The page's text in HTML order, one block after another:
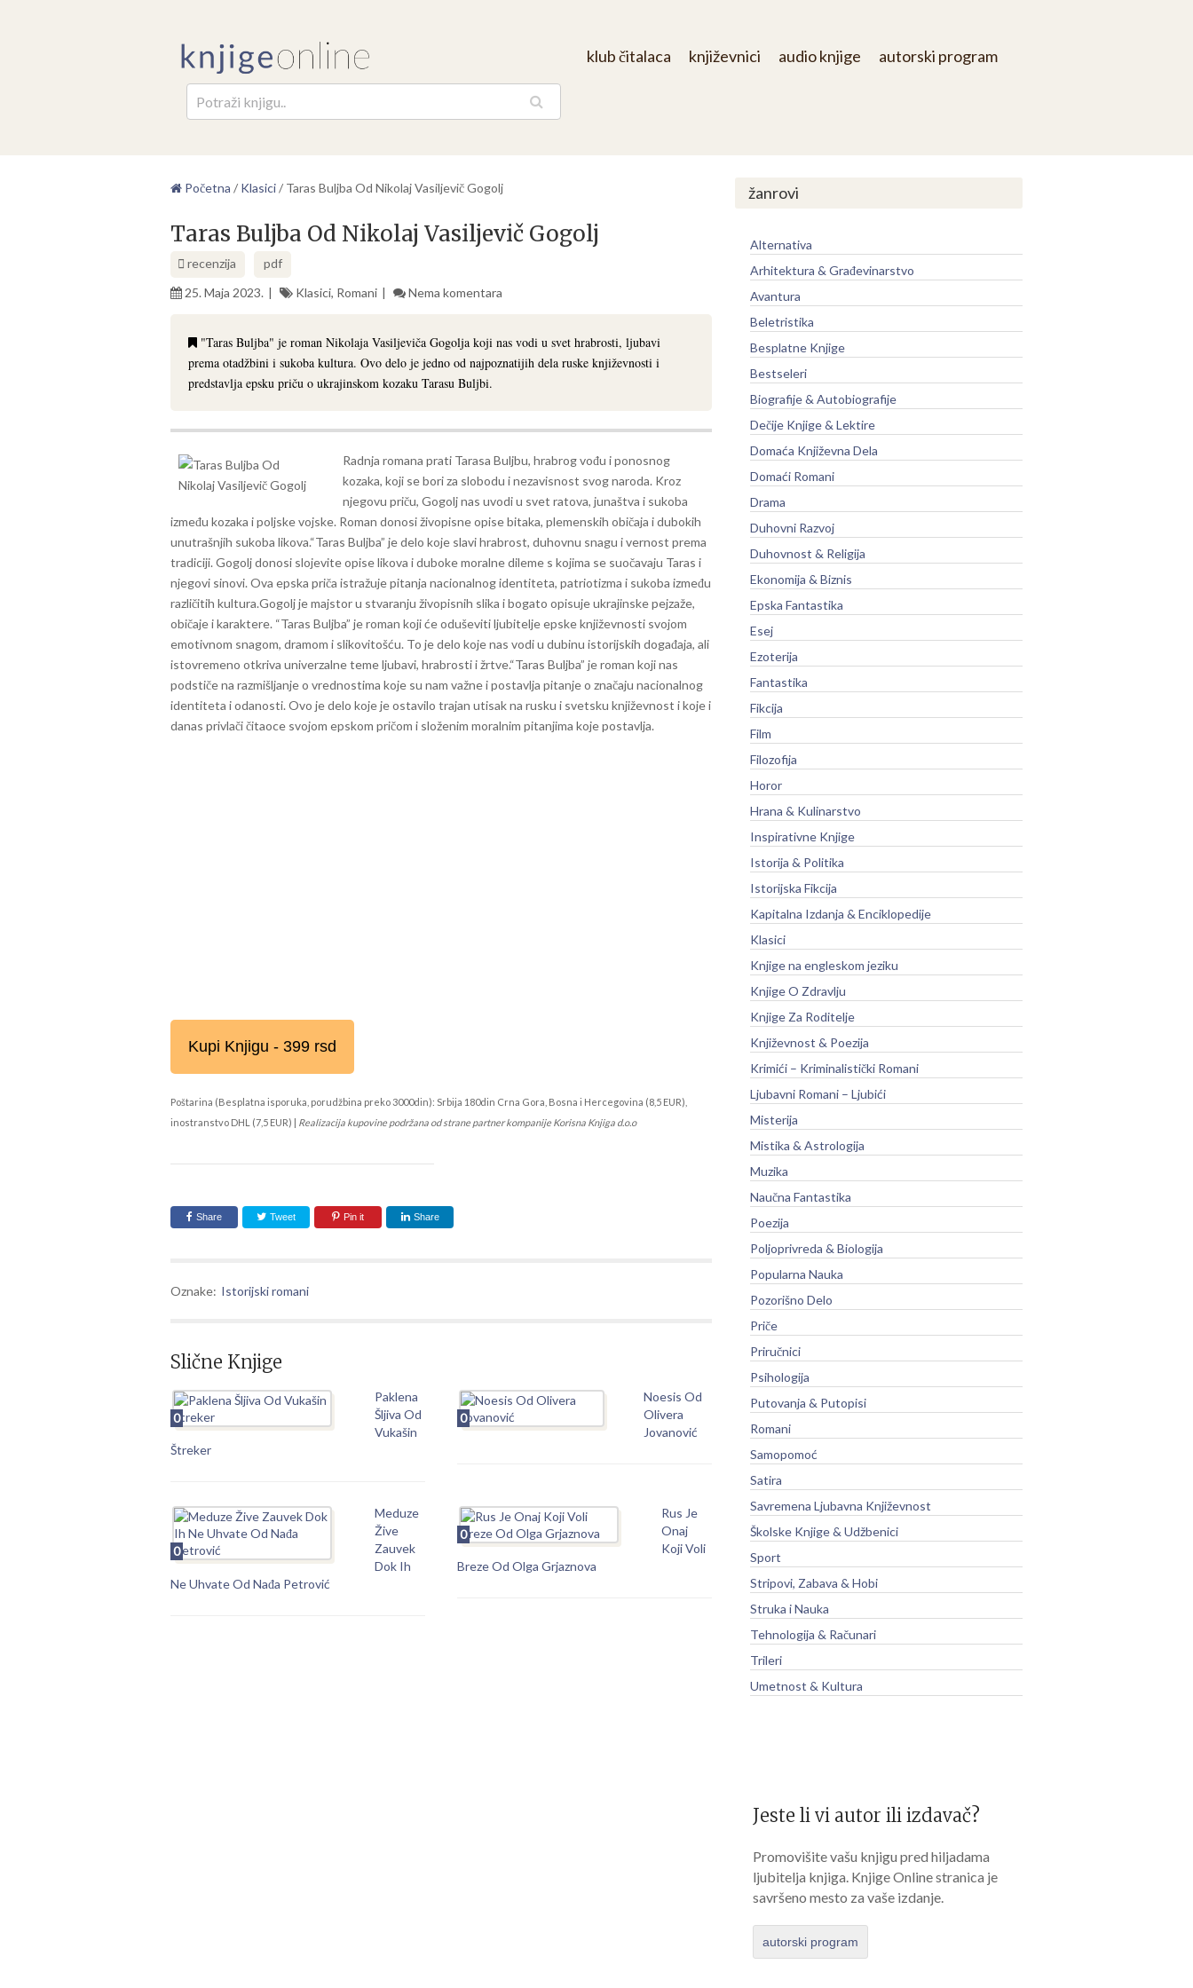
klub čitalaca književnici audio knjige autorski program
Početna / Klasici/ Taras Buljba Od Nikolaj Vasiljevič Gogolj
Taras Buljba Od Nikolaj Vasiljevič Gogolj
recenzija
pdf
25. Maja 2023.
Klasici, Romani Nema komentara
"Taras Buljba" je roman Nikolaja Vasiljeviča Gogolja koji nas vodi u svet hrabrosti, ljubavi
prema otadžbini i sukoba kultura. Ovo delo je jedno od najpoznatijih dela ruske književnosti i
predstavlja epsku priču o ukrajinskom kozaku Tarasu Buljbi.
Radnja romana prati Tarasa Buljbu, hrabrog vođu i ponosnog
kozaka, koji se bori za slobodu i nezavisnost svog naroda. Kroz
njegovu priču, Gogolj nas uvodi u svet ratova, junaštva i sukoba
između kozaka i poljske vojske. Roman donosi živopisne opise bitaka, plemenskih običaja i dubokih
unutrašnjih sukoba likova.“Taras Buljba” je delo koje slavi hrabrost, duhovnu snagu i vernost prema
tradiciji. Gogolj donosi slojevite opise likova i duboke moralne dileme s kojima se suočavaju Taras i
njegovi sinovi. Ova epska priča istražuje pitanja nacionalnog identiteta, patriotizma i sukoba između
različitih kultura.Gogolj je majstor u stvaranju živopisnih slika i bogato opisuje ukrajinske pejzaže,
običaje i karaktere. “Taras Buljba” je roman koji će oduševiti ljubitelje epske književnosti svojom
emotivnom snagom, dramom i slikovitošću. To je delo koje nas vodi u dubinu istorijskih događaja, ali
istovremeno otkriva univerzalne teme ljubavi, hrabrosti i žrtve.“Taras Buljba” je roman koji nas
podstiče na razmišljanje o vrednostima koje su nam važne i postavlja pitanje o značaju nacionalnog
identiteta i odanosti. Ovo je delo koje je ostavilo trajan utisak na rusku i svetsku književnost i koje i
danas privlači čitaoce svojom epskom pričom i složenim moralnim pitanjima koje postavlja.
Kupi Knjigu - 399 rsd
Poštarina (Besplatna isporuka, porudžbina preko 3000din): Srbija 180din Crna Gora, Bosna i Hercegovina (8,5 EUR),
inostranstvo DHL (7,5 EUR) | Realizacija kupovine podržana od strane partner kompanije Korisna Knjiga d.o.o
Share Tweet Pin it Share
Oznake: Istorijski romani
Slične Knjige
0
Paklena
Šljiva Od
Vukašin
Štreker
0
Noesis Od
Olivera
Jovanović
0
Meduze
Žive
Zauvek
Dok Ih
Ne Uhvate Od Nađa Petrović
0
Rus Je
Onaj
Koji Voli
Breze Od Olga Grjaznova
žanrovi
Alternativa
Arhitektura & Građevinarstvo
Avantura
Beletristika
Besplatne Knjige
Bestseleri
Biografije & Autobiografije
Dečije Knjige & Lektire
Domaća Književna Dela
Domaći Romani
Drama
Duhovni Razvoj
Duhovnost & Religija
Ekonomija & Biznis
Epska Fantastika
Esej
Ezoterija
Fantastika
Fikcija
Film
Filozofija
Horor
Hrana & Kulinarstvo
Inspirativne Knjige
Istorija & Politika
Istorijska Fikcija
Kapitalna Izdanja & Enciklopedije
Klasici
Knjige na engleskom jeziku
Knjige O Zdravlju
Knjige Za Roditelje
Književnost & Poezija
Krimići – Kriminalistički Romani
Ljubavni Romani – Ljubići
Misterija
Mistika & Astrologija
Muzika
Naučna Fantastika
Poezija
Poljoprivreda & Biologija
Popularna Nauka
Pozorišno Delo
Priče
Priručnici
Psihologija
Putovanja & Putopisi
Romani
Samopomoć
Satira
Savremena Ljubavna Književnost
Školske Knjige & Udžbenici
Sport
Stripovi, Zabava & Hobi
Struka i Nauka
Tehnologija & Računari
Trileri
Umetnost & Kultura
Jeste li vi autor ili izdavač?
Promovišite vašu knjigu pred hiljadama
ljubitelja knjiga. Knjige Online stranica je
savršeno mesto za vaše izdanje.
autorski program